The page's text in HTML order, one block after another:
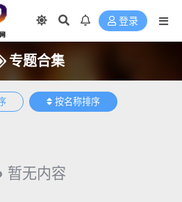
登录
专题合集
按名称排序
暂无内容